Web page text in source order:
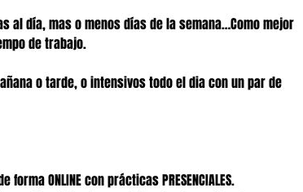
al día, mas o menos días de la semana…Como mejor
de trabajo.
o tarde, o intensivos todo el dia con un par de
ONLINE con prácticas PRESENCIALES.